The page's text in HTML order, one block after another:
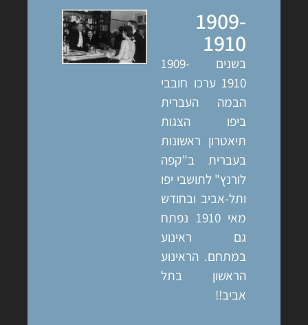
1909-
1910
בשנים 1909-
1910 ערכו חובבי
הבמה העברית
ביפו הצגות
תיאטרון ראשונות
בעברית ב"קפה
לורנץ" לתושבי יפו
ותל-אביב ובחודש
מאי 1910 נפתח
גם ראינוע
במתחם. הראינוע
הראשון בתל
אביב!!